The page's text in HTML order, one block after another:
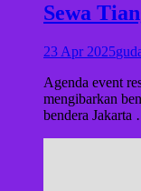
Sewa
23 Apr 2025
Agenda event
mengibarkan
bendera Jakarta